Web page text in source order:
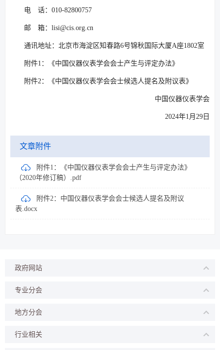
电 话：010-82800757
邮 箱：lisi@cis.org.cn
通讯地址：北京市海淀区知春路6号锦秋国际大厦A座1802室
附件1：《中国仪器仪表学会会士产生与评定办法》
附件2：《中国仪器仪表学会会士候选人提名及附议表》
中国仪器仪表学会
2024年1月29日
文章附件
附件1：《中国仪器仪表学会会士产生与评定办法》
（2020年修订稿）.pdf
附件2：中国仪器仪表学会会士候选人提名及附议
表.docx
政府网站
专业分会
地方分会
行业相关